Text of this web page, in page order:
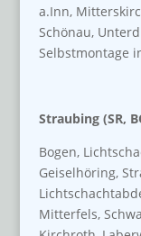
a.Inn,
Schönau,
Selbstmontage
Straubing (SR,
Bogen,
Geiselhöring,
Mitterfels,